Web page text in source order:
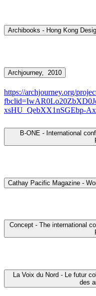
Archibooks - Hong Kong
Archjourney, 2010
https://archjourney.org/
xsHU_QebXX1nSGEbp-
B-ONE - International
Cathay Pacific Magazine -
Concept - The international
La Voix du Nord - Le futur
des